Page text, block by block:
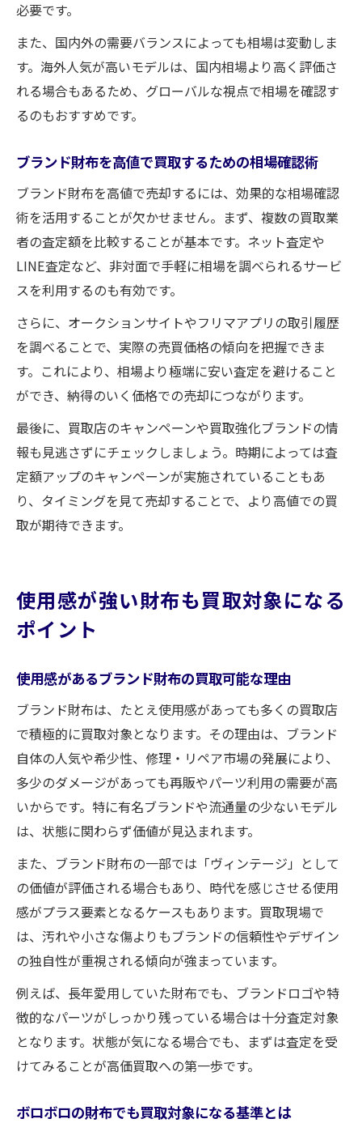
必要です。
また、国内外の需要バランスによっても相場は変動しま
す。海外人気が高いモデルは、国内相場より高く評価さ
れる場合もあるため、グローバルな視点で相場を確認す
るのもおすすめです。
ブランド財布を高値で買取するための相場確認術
ブランド財布を高値で売却するには、効果的な相場確認
術を活用することが欠かせません。まず、複数の買取業
者の査定額を比較することが基本です。ネット査定や
LINE査定など、非対面で手軽に相場を調べられるサービ
スを利用するのも有効です。
さらに、オークションサイトやフリマアプリの取引履歴
を調べることで、実際の売買価格の傾向を把握できま
す。これにより、相場より極端に安い査定を避けること
ができ、納得のいく価格での売却につながります。
最後に、買取店のキャンペーンや買取強化ブランドの情
報も見逃さずにチェックしましょう。時期によっては査
定額アップのキャンペーンが実施されていることもあ
り、タイミングを見て売却することで、より高値での買
取が期待できます。
使用感が強い財布も買取対象になる
ポイント
使用感があるブランド財布の買取可能な理由
ブランド財布は、たとえ使用感があっても多くの買取店
で積極的に買取対象となります。その理由は、ブランド
自体の人気や希少性、修理・リペア市場の発展により、
多少のダメージがあっても再販やパーツ利用の需要が高
いからです。特に有名ブランドや流通量の少ないモデル
は、状態に関わらず価値が見込まれます。
また、ブランド財布の一部では「ヴィンテージ」として
の価値が評価される場合もあり、時代を感じさせる使用
感がプラス要素となるケースもあります。買取現場で
は、汚れや小さな傷よりもブランドの信頼性やデザイン
の独自性が重視される傾向が強まっています。
例えば、長年愛用していた財布でも、ブランドロゴや特
徴的なパーツがしっかり残っている場合は十分査定対象
となります。状態が気になる場合でも、まずは査定を受
けてみることが高価買取への第一歩です。
ボロボロの財布でも買取対象になる基準とは